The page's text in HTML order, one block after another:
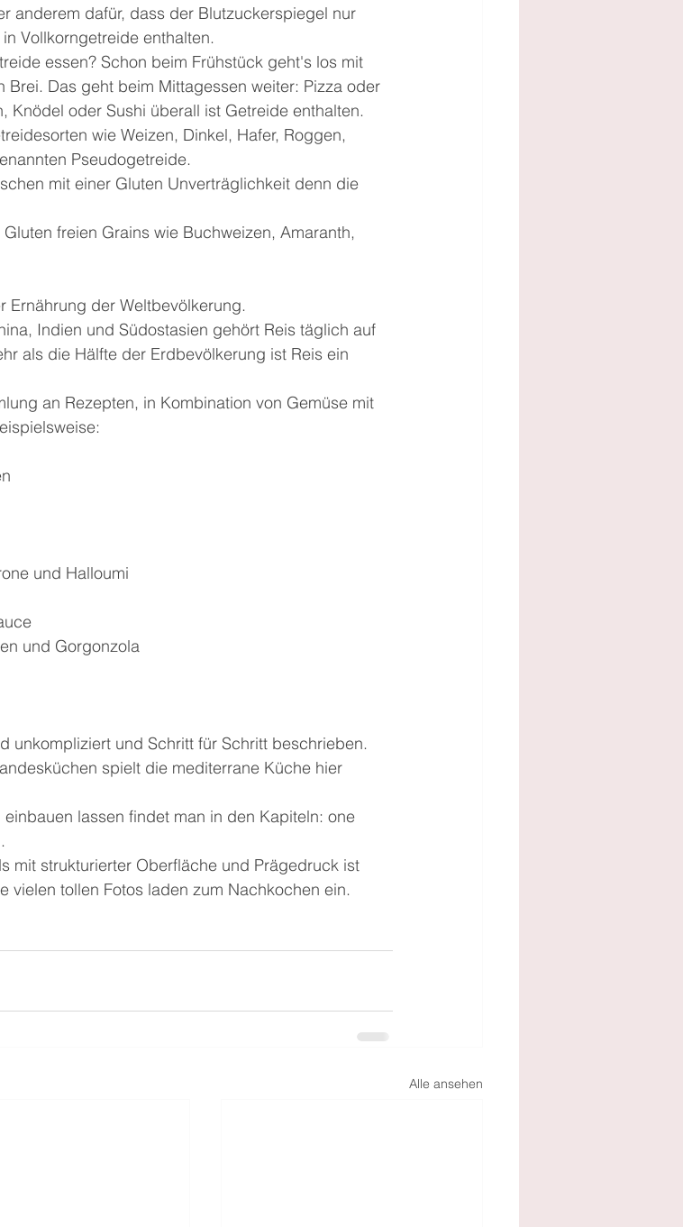
anderem dafür, dass der Blutzuckerspiegel nur
Vollkorngetreide enthalten.
essen? Schon beim Frühstück geht's los mit
Das geht beim Mittagessen weiter: Pizza oder
Knödel oder Sushi überall ist Getreide enthalten.
wie Weizen, Dinkel, Hafer, Roggen,
Pseudogetreide.
mit einer Gluten Unverträglichkeit denn die
freien Grains wie Buchweizen, Amaranth,
Ernährung der Weltbevölkerung.
Indien und Südostasien gehört Reis täglich auf
als die Hälfte der Erdbevölkerung ist Reis ein
an Rezepten, in Kombination von Gemüse mit
und Halloumi
und Gorgonzola
unkompliziert und Schritt für Schritt beschrieben.
spielt die mediterrane Küche hier
lassen findet man in den Kapiteln: one
mit strukturierter Oberfläche und Prägedruck ist
vielen tollen Fotos laden zum Nachkochen ein.
Alle ansehen